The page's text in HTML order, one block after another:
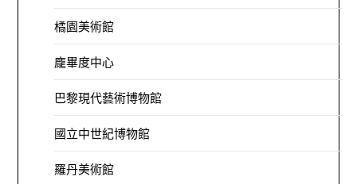
橘園美術館
龐畢度中心
巴黎現代藝術博物館
國立中世紀博物館
羅丹美術館